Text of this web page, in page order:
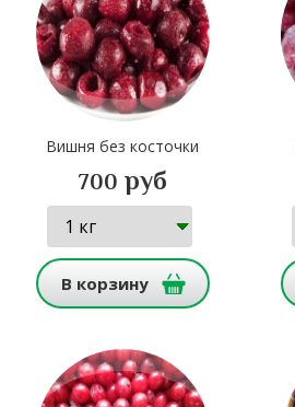
Вишня без косточки
700 руб
В корзину